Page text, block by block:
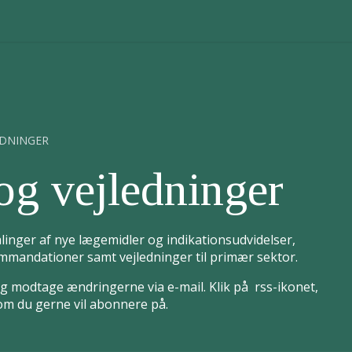
vejledninger
af nye lægemidler og indikationsudvidelser,
samt vejledninger til primær sektor.
modtage ændringerne via e-mail. Klik på rss-ikonet,
du gerne vil abonnere på.